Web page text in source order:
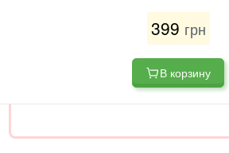
399 грн
В корзину